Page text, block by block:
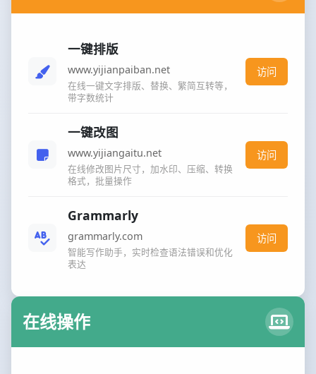
一键排版
www.yijianpaiban.net
在线一键文字排版、替换、繁简互转等，
带字数统计
访问
一键改图
www.yijiangaitu.net
在线修改图片尺寸，加水印、压缩、转换
格式，批量操作
访问
Grammarly
grammarly.com
智能写作助手，实时检查语法错误和优化
表达
访问
在线操作